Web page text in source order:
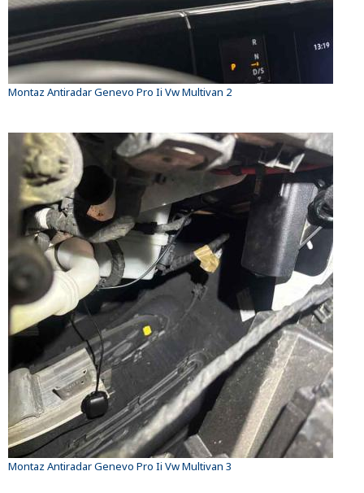
Montaz Antiradar Genevo Pro Ii Vw Multivan 2
Montaz Antiradar Genevo Pro Ii Vw Multivan 3